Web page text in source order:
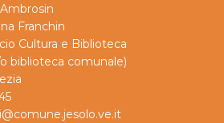
Franchin
Cultura e Biblioteca
biblioteca comunale)